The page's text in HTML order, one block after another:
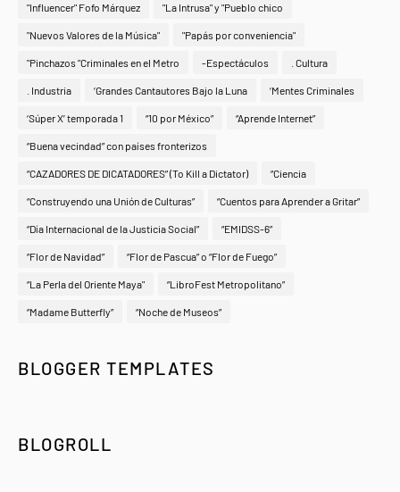
"Influencer" Fofo Márquez "La Intrusa" y "Pueblo chico
"Nuevos Valores de la Música" "Papás por conveniencia"
"Pinchazos "Criminales en el Metro -Espectáculos . Cultura
. Industria ‘Grandes Cantautores Bajo la Luna ‘Mentes Criminales
‘Súper X’ temporada 1 “10 por México” “Aprende Internet”
“Buena vecindad” con países fronterizos
“CAZADORES DE DICATADORES” (To Kill a Dictator) “Ciencia
“Construyendo una Unión de Culturas” “Cuentos para Aprender a Gritar”
“Día Internacional de la Justicia Social” “EMIDSS-6”
“Flor de Navidad” “Flor de Pascua” o “Flor de Fuego”
“La Perla del Oriente Maya" “LibroFest Metropolitano”
“Madame Butterfly” “Noche de Museos”
BLOGGER TEMPLATES
BLOGROLL